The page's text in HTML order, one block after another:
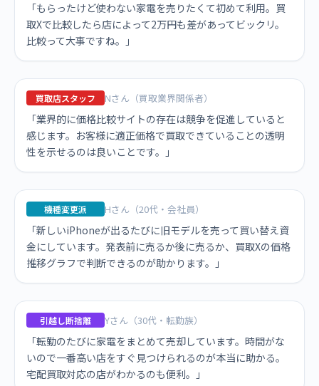
「もらったけど使わない家電を売りたくて初めて利用。買
取Xで比較したら店によって2万円も差があってビックリ。
比較って大事ですね。」
買取店スタッフ Nさん（買取業界関係者）
「業界的に価格比較サイトの存在は競争を促進していると
感じます。お客様に適正価格で買取できていることの透明
性を示せるのは良いことです。」
機種変更派 Hさん（20代・会社員）
「新しいiPhoneが出るたびに旧モデルを売って買い替え資
金にしています。発表前に売るか後に売るか、買取Xの価格
推移グラフで判断できるのが助かります。」
引越し断捨離 Yさん（30代・転勤族）
「転勤のたびに家電をまとめて売却しています。時間がな
いので一番高い店をすぐ見つけられるのが本当に助かる。
宅配買取対応の店がわかるのも便利。」